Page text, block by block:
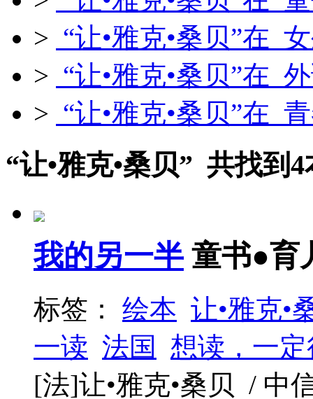
> “让•雅克•桑贝”在
> “让•雅克•桑贝”在
> “让•雅克•桑贝”在
“让•雅克•桑贝” 共找到
我的另一半 童书●育
标签： 绘本 让•雅克•
一读 法国
想读，一
[法]让•雅克•桑贝 / 中